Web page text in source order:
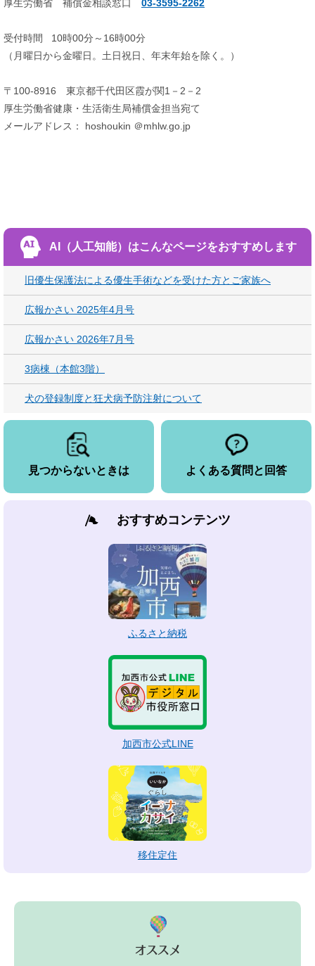
厚生労働省 補償金相談窓口 03-3595-2262
受付時間 10時00分～16時00分
（月曜日から金曜日。土日祝日、年末年始を除く。）
〒100-8916 東京都千代田区霞が関1－2－2
厚生労働省健康・生活衛生局補償金担当宛て
メールアドレス： hoshoukin ＠mhlw.go.jp
AI（人工知能）はこんなページをおすすめします
旧優生保護法による優生手術などを受けた方とご家族へ
広報かさい 2025年4月号
広報かさい 2026年7月号
3病棟（本館3階）
犬の登録制度と狂犬病予防注射について
見つからないときは よくある質問と回答
おすすめコンテンツ
ふるさと納税
加西市公式LINE
移住定住